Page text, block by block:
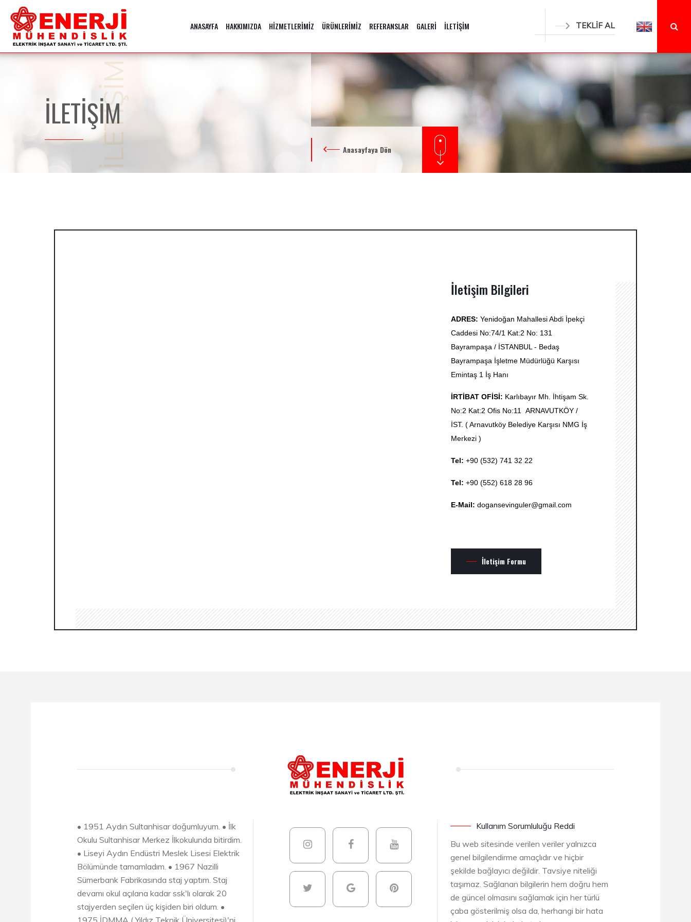
ANASAYFA HAKKIMIZDA HİZMETLERİMİZ ÜRÜNLERİMİZ REFERANSLAR GALERİ İLETİŞİM TEKLİF AL
İLETİŞİM
İLETİŞİM
Anasayfaya Dön
İletişim Bilgileri
ADRES: Yenidoğan Mahallesi Abdi İpekçi
Caddesi No:74/1 Kat:2 No: 131
Bayrampaşa / İSTANBUL - Bedaş
Bayrampaşa İşletme Müdürlüğü Karşısı
Emintaş 1 İş Hanı
İRTİBAT OFİSİ: Karlıbayır Mh. İhtişam Sk.
No:2 Kat:2 Ofis No:11 ARNAVUTKÖY /
İST. ( Arnavutköy Belediye Karşısı NMG İş
Merkezi )
Tel: +90 (532) 741 32 22
Tel: +90 (552) 618 28 96
E-Mail: dogansevinguler@gmail.com
İletişim Formu
• 1951 Aydın Sultanhisar doğumluyum. • İlk
Okulu Sultanhisar Merkez İlkokulunda bitirdim.
• Liseyi Aydın Endüstri Meslek Lisesi Elektrik
Bölümünde tamamladım. • 1967 Nazilli
Sümerbank Fabrikasında staj yaptım. Staj
devamı okul açılana kadar ssk'lı olarak 20
stajyerden seçilen üç kişiden biri oldum. •
1975 İDMMA ( Yıldız Teknik Üniversitesi)'ni
Kullanım Sorumluluğu Reddi
Bu web sitesinde verilen veriler yalnızca
genel bilgilendirme amaçlıdır ve hiçbir
şekilde bağlayıcı değildir. Tavsiye niteliği
taşımaz. Sağlanan bilgilerin hem doğru hem
de güncel olmasını sağlamak için her türlü
çaba gösterilmiş olsa da, herhangi bir hata